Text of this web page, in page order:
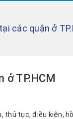
các quận ở
ở TP.HCM
thủ tục, điều kiện,